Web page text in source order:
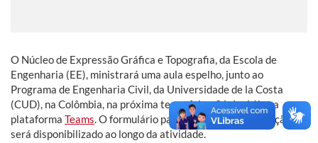
O Núcleo de Expressão Gráfica e Topografia, da Escola de
Engenharia (EE), ministrará uma aula espelho, junto ao
Programa de Engenharia Civil, da Universidade de la Costa
(CUD), na Colômbia, na próxima terça-feira, 31, às 16h, na
plataforma Teams. O formulário para inscrição e certificação
será disponibilizado ao longo da atividade.